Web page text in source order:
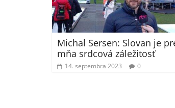
Michal Sersen: Slovan je
mňa srdcová záležitosť
14. septembra 2023 0